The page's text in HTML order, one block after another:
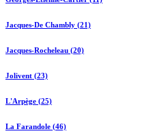
Jacques-De Chambly (21)
Jacques-Rocheleau (20)
Jolivent (23)
L'Arpège (25)
La Farandole (46)